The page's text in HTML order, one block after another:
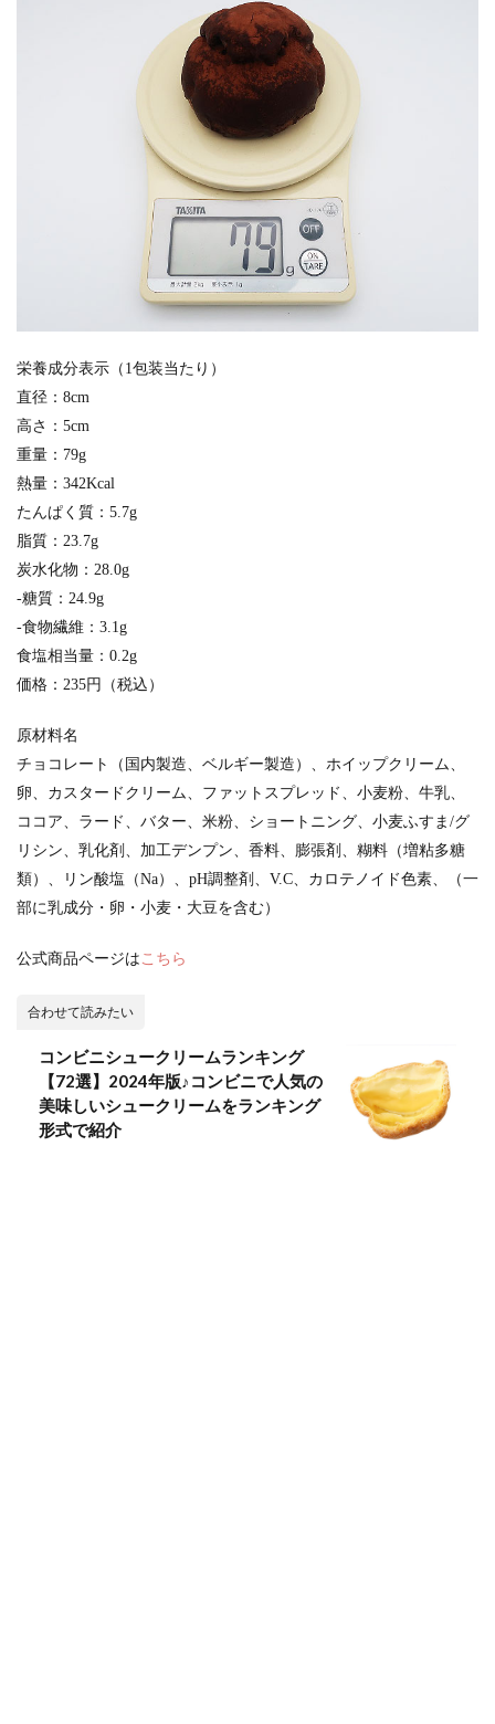
栄養成分表示（1包装当たり）
直径：8cm
高さ：5cm
重量：79g
熱量：342Kcal
たんぱく質：5.7g
脂質：23.7g
炭水化物：28.0g
-糖質：24.9g
-食物繊維：3.1g
食塩相当量：0.2g
価格：235円（税込）
原材料名
チョコレート（国内製造、ベルギー製造）、ホイップクリーム、
卵、カスタードクリーム、ファットスプレッド、小麦粉、牛乳、
ココア、ラード、バター、米粉、ショートニング、小麦ふすま/グ
リシン、乳化剤、加工デンプン、香料、膨張剤、糊料（増粘多糖
類）、リン酸塩（Na）、pH調整剤、V.C、カロテノイド色素、（一
部に乳成分・卵・小麦・大豆を含む）
公式商品ページは こちら
合わせて読みたい
コンビニシュークリームランキング
【72選】2024年版♪コンビニで人気の
美味しいシュークリームをランキング
形式で紹介